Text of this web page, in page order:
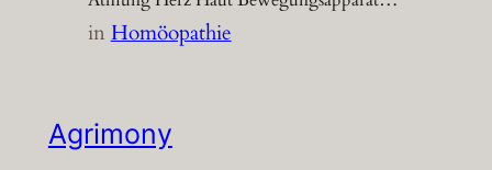
inHomöopathie
Agrimony